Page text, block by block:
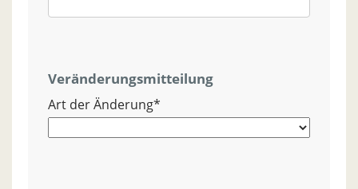
Veränderungsmitteilung
Art der Änderung*